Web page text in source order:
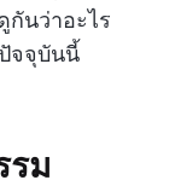
นว่าอะไร
จจุบันนี้
รม